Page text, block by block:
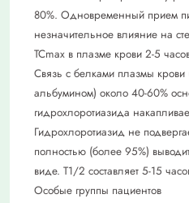
80%. Одновременный прием
незначительное влияние на
ТСmax в плазме крови 2-5
Связь с белками плазмы
альбумином) около 40-60%
гидрохлоротиазида
Гидрохлоротиазид не
полностью (более 95%)
виде. Т1/2 составляет 5-15
Особые группы пациентов